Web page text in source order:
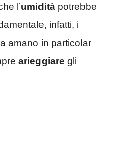
l’umidità potrebbe
infatti, i
amano in particolar
arieggiare gli